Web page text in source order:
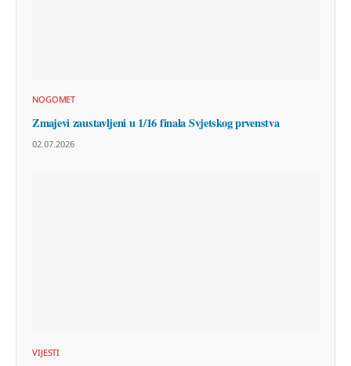
NOGOMET
Zmajevi zaustavljeni u 1/16 finala Svjetskog prvenstva
02.07.2026
VIJESTI